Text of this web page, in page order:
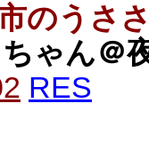
のうさ
ゃん＠
RES